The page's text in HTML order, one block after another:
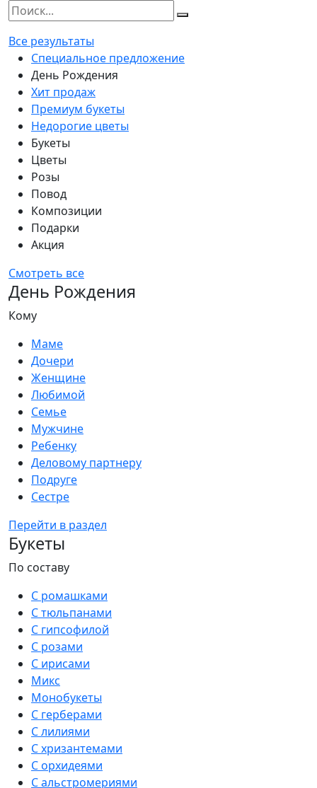
Все результаты
Специальное предложение
День Рождения
Хит продаж
Премиум букеты
Недорогие цветы
Букеты
Цветы
Розы
Повод
Композиции
Подарки
Акция
Смотреть все
День Рождения
Кому
Маме
Дочери
Женщине
Любимой
Семье
Мужчине
Ребенку
Деловому партнеру
Подруге
Сестре
Перейти в раздел
Букеты
По составу
С ромашками
С тюльпанами
С гипсофилой
С розами
С ирисами
Микс
Монобукеты
С герберами
С лилиями
С хризантемами
С орхидеями
С альстромериями